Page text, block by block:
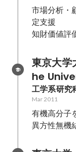
市場分析・
定支援
知財価値評
東京大
he
工学系研究
Mar 2011
有機高分子
異方性無機